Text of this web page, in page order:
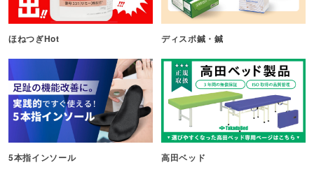
ほねつぎHot ディスポ鍼・鍼
5本指インソール 高田ベッド